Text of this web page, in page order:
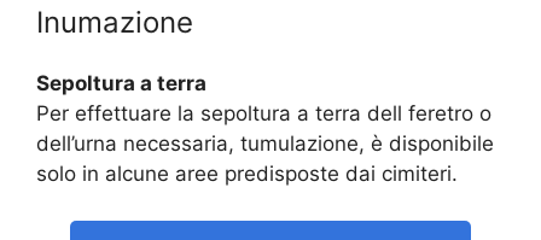
Inumazione
Sepoltura a terra
Per effettuare la sepoltura a terra dell feretro o
dell’urna necessaria, tumulazione, è disponibile
solo in alcune aree predisposte dai cimiteri.